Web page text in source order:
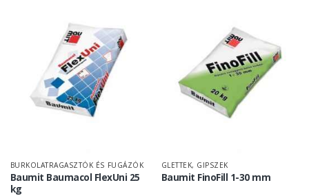
BURKOLATRAGASZTÓK ÉS FUGÁZÓK
Baumit Baumacol FlexUni 25
kg
GLETTEK, GIPSZEK
Baumit FinoFill 1-30 mm